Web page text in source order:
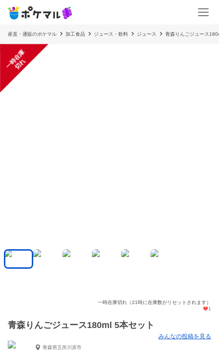
産直・通販のポケマル 加工食品 ジュース・飲料 ジュース 青森りんごジュース
一
時
在
庫
切
れ
一時在庫切れ（21時に在庫数がリセットされます）
1
青森りんごジュース180ml 5本セット
みんなの投稿を見る
青森県五所川原市